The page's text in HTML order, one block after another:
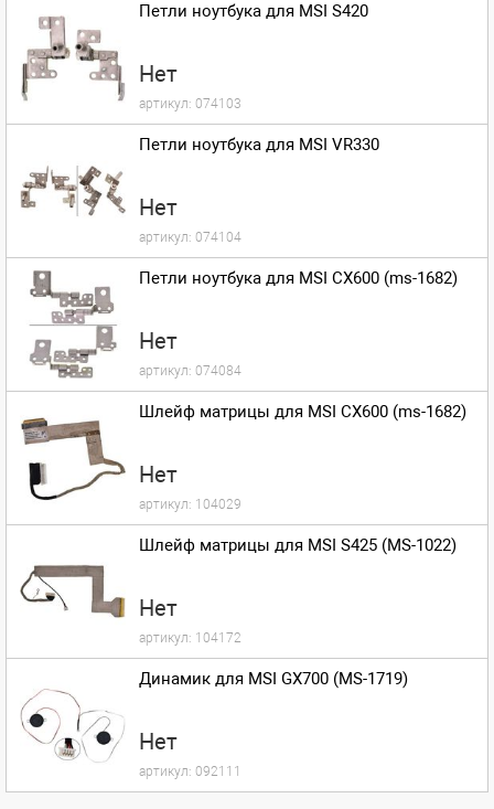
Петли ноутбука для MSI S420
Нет
артикул: 074103
Петли ноутбука для MSI VR330
Нет
артикул: 074104
Петли ноутбука для MSI CX600 (ms-1682)
Нет
артикул: 074084
Шлейф матрицы для MSI CX600 (ms-1682)
Нет
артикул: 104029
Шлейф матрицы для MSI S425 (MS-1022)
Нет
артикул: 104172
Динамик для MSI GX700 (MS-1719)
Нет
артикул: 092111